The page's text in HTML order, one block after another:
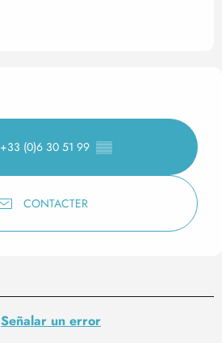
+33 (0)6 30 51 99 ▒▒
CONTACTER
Señalar un error